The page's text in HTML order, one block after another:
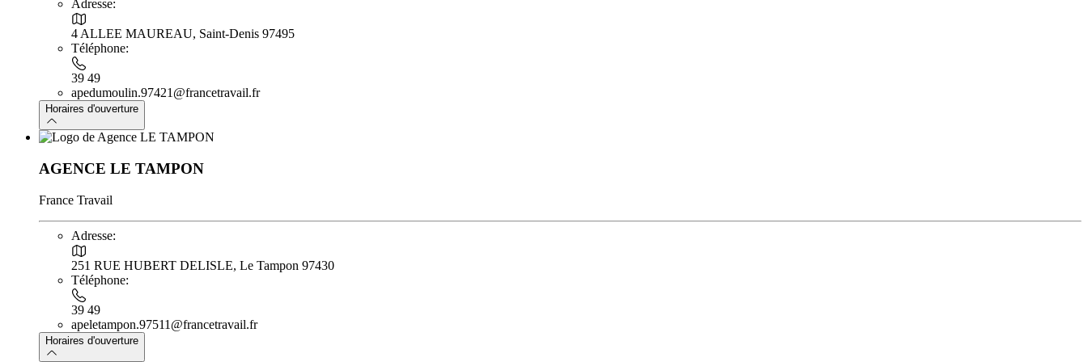
Adresse:
4 ALLEE MAUREAU, Saint-Denis 97495
Téléphone:
39 49
apedumoulin.97421@francetravail.fr
Horaires d'ouverture
AGENCE LE TAMPON
France Travail
Adresse:
251 RUE HUBERT DELISLE, Le Tampon 97430
Téléphone:
39 49
apeletampon.97511@francetravail.fr
Horaires d'ouverture